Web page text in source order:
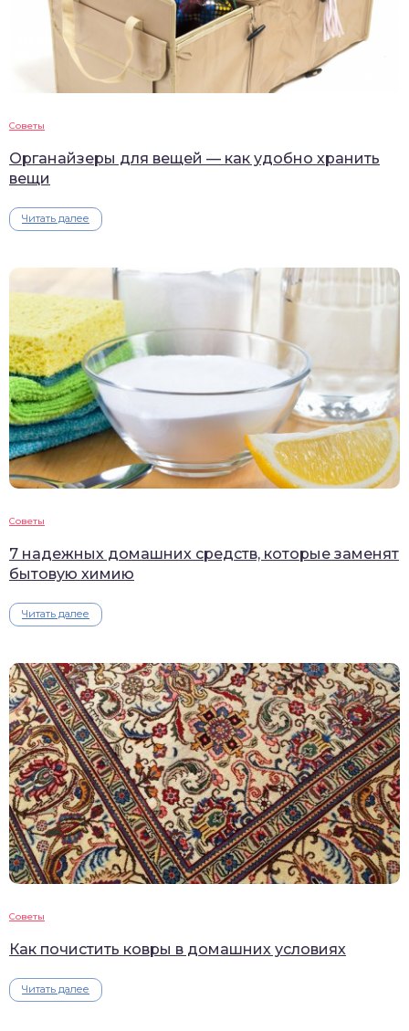
Советы
Органайзеры для вещей — как удобно хранить
вещи
Читать далее
Советы
7 надежных домашних средств, которые заменят
бытовую химию
Читать далее
Советы
Как почистить ковры в домашних условиях
Читать далее